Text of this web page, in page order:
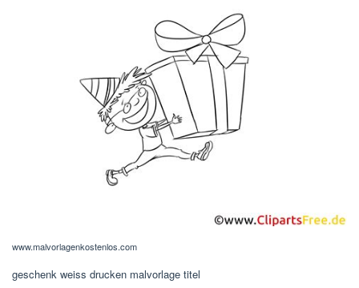
www.malvorlagenkostenlos.com
geschenk weiss drucken malvorlage titel